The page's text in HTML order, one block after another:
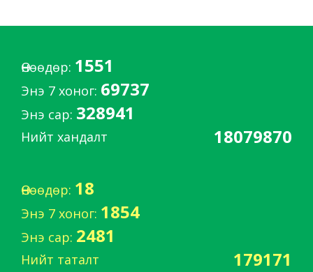
Өнөөдөр: 1551
Энэ 7 хоног: 69737
Энэ сар: 328941
Нийт хандалт 18079870
Өнөөдөр: 18
Энэ 7 хоног: 1854
Энэ сар: 2481
Нийт таталт 179171